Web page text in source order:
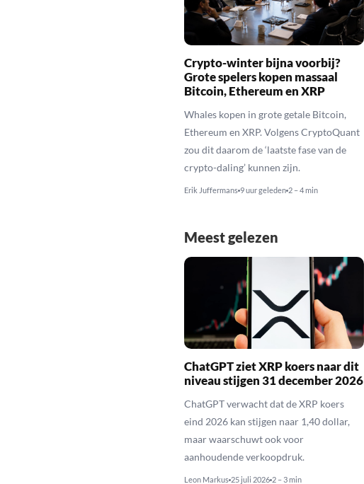
Crypto-winter bijna voorbij?
Grote spelers kopen massaal
Bitcoin, Ethereum en XRP
Whales kopen in grote getale Bitcoin,
Ethereum en XRP. Volgens CryptoQuant
zou dit daarom de ‘laatste fase van de
crypto-daling’ kunnen zijn.
Erik Juffermans 9 uur geleden 2 – 4 min
Meest gelezen
ChatGPT ziet XRP koers naar dit
niveau stijgen 31 december 2026
ChatGPT verwacht dat de XRP koers
eind 2026 kan stijgen naar 1,40 dollar,
maar waarschuwt ook voor
aanhoudende verkoopdruk.
Leon Markus 25 juli 2026 2 – 3 min